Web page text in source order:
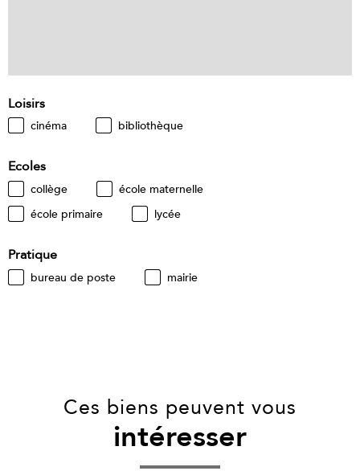
Loisirs
cinéma bibliothèque
Ecoles
collège
école maternelle
école primaire
lycée
Pratique
bureau de poste mairie
Ces biens peuvent vous
intéresser